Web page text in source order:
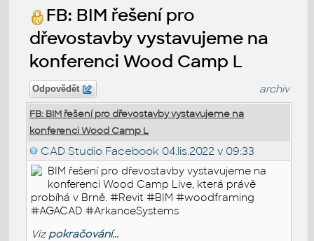
FB: BIM řešení pro
dřevostavby vystavujeme na
konferenci Wood Camp L
Odpovědět archiv
FB: BIM řešení pro dřevostavby vystavujeme na
konferenci Wood Camp L
CAD Studio Facebook 04.lis.2022 v 09:33
BIM řešení pro dřevostavby vystavujeme na
konferenci Wood Camp Live, která právě
probíhá v Brně. #Revit #BIM #woodframing
#AGACAD #ArkanceSystems
Viz pokračování...